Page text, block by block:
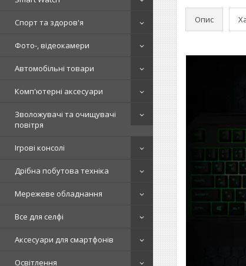
Спорт та здоров'я
Фото-, відеокамери
Автомобільні товари
Комп'ютерні аксесуари
Зволожувачі та очищувачі
повітря
Ігрові консолі
Дрібна побутова техніка
Мережеве обладнання
Все для селфі
Аксесуари для смартфонів
Освітлення
Опис